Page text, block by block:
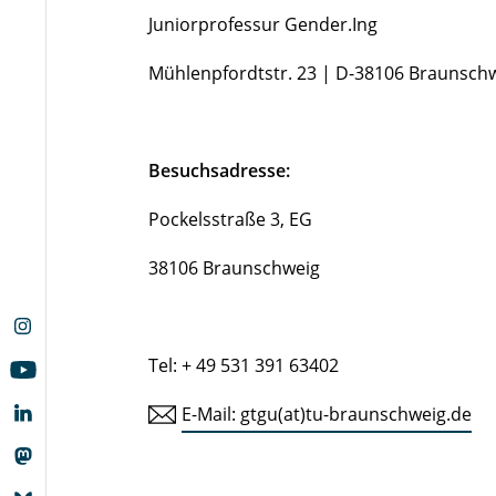
Juniorprofessur Gender.Ing
Mühlenpfordtstr. 23 | D-38106
Besuchsadresse:
Pockelsstraße 3, EG
38106 Braunschweig
Tel: + 49 531 391 63402
E-Mail: gtgu(at)tu-braunschweig.de